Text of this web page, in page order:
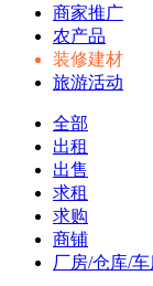
商家推广
农产品
装修建材
旅游活动
全部
出租
出售
求租
求购
商铺
厂房/仓库/